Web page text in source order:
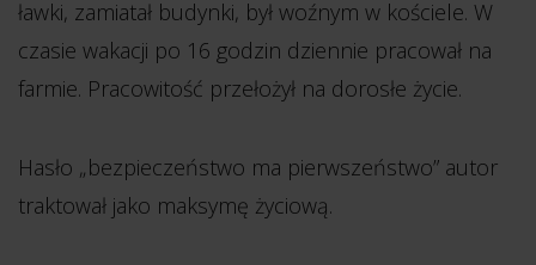
ławki, zamiatał budynki, był woźnym w kościele. W
czasie wakacji po 16 godzin dziennie pracował na
farmie. Pracowitość przełożył na dorosłe życie.
Hasło „bezpieczeństwo ma pierwszeństwo” autor
traktował jako maksymę życiową.